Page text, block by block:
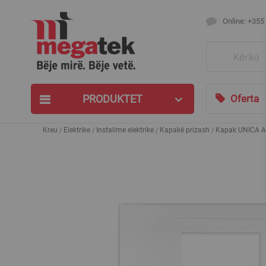
Online:
PRODUKTET Oferta
Kreu Elektrike Instalime elektrike Kapakë prizash Kapak UNICA